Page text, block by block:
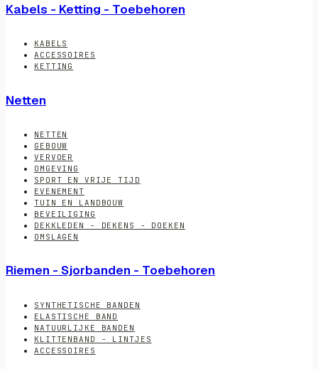
Kabels - Ketting - Toebehoren
KABELS
ACCESSOIRES
KETTING
Netten
NETTEN
GEBOUW
VERVOER
OMGEVING
SPORT EN VRIJE TIJD
EVENEMENT
TUIN EN LANDBOUW
BEVEILIGING
DEKKLEDEN - DEKENS - DOEKEN
OMSLAGEN
Riemen - Sjorbanden - Toebehoren
SYNTHETISCHE BANDEN
ELASTISCHE BAND
NATUURLIJKE BANDEN
KLITTENBAND - LINTJES
ACCESSOIRES